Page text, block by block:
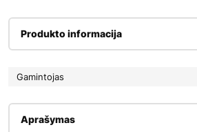
Produkto informacija
Gamintojas
Aprašymas